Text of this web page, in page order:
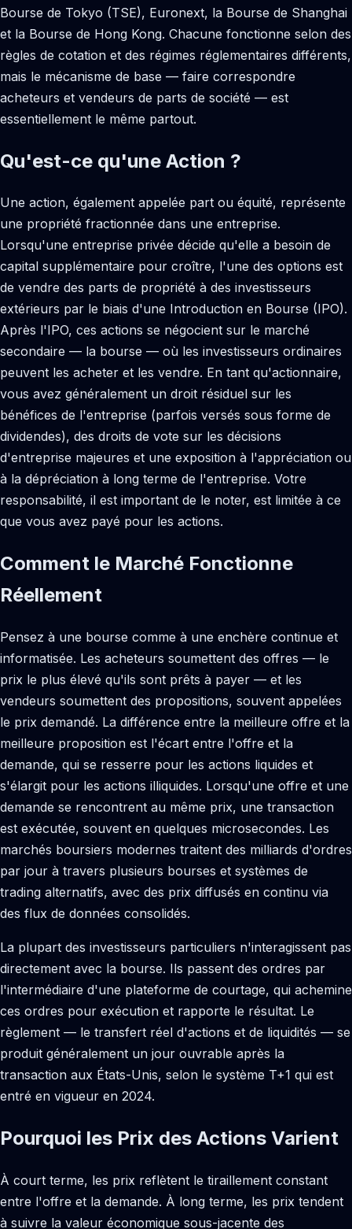
Bourse de Tokyo (TSE), Euronext, la Bourse de Shanghai
et la Bourse de Hong Kong. Chacune fonctionne selon des
règles de cotation et des régimes réglementaires différents,
mais le mécanisme de base — faire correspondre
acheteurs et vendeurs de parts de société — est
essentiellement le même partout.
Qu'est-ce qu'une Action ?
Une action, également appelée part ou équité, représente
une propriété fractionnée dans une entreprise.
Lorsqu'une entreprise privée décide qu'elle a besoin de
capital supplémentaire pour croître, l'une des options est
de vendre des parts de propriété à des investisseurs
extérieurs par le biais d'une Introduction en Bourse (IPO).
Après l'IPO, ces actions se négocient sur le marché
secondaire — la bourse — où les investisseurs ordinaires
peuvent les acheter et les vendre. En tant qu'actionnaire,
vous avez généralement un droit résiduel sur les
bénéfices de l'entreprise (parfois versés sous forme de
dividendes), des droits de vote sur les décisions
d'entreprise majeures et une exposition à l'appréciation ou
à la dépréciation à long terme de l'entreprise. Votre
responsabilité, il est important de le noter, est limitée à ce
que vous avez payé pour les actions.
Comment le Marché Fonctionne
Réellement
Pensez à une bourse comme à une enchère continue et
informatisée. Les acheteurs soumettent des offres — le
prix le plus élevé qu'ils sont prêts à payer — et les
vendeurs soumettent des propositions, souvent appelées
le prix demandé. La différence entre la meilleure offre et la
meilleure proposition est l'écart entre l'offre et la
demande, qui se resserre pour les actions liquides et
s'élargit pour les actions illiquides. Lorsqu'une offre et une
demande se rencontrent au même prix, une transaction
est exécutée, souvent en quelques microsecondes. Les
marchés boursiers modernes traitent des milliards d'ordres
par jour à travers plusieurs bourses et systèmes de
trading alternatifs, avec des prix diffusés en continu via
des flux de données consolidés.
La plupart des investisseurs particuliers n'interagissent pas
directement avec la bourse. Ils passent des ordres par
l'intermédiaire d'une plateforme de courtage, qui achemine
ces ordres pour exécution et rapporte le résultat. Le
règlement — le transfert réel d'actions et de liquidités — se
produit généralement un jour ouvrable après la
transaction aux États-Unis, selon le système T+1 qui est
entré en vigueur en 2024.
Pourquoi les Prix des Actions Varient
À court terme, les prix reflètent le tiraillement constant
entre l'offre et la demande. À long terme, les prix tendent
à suivre la valeur économique sous-jacente des